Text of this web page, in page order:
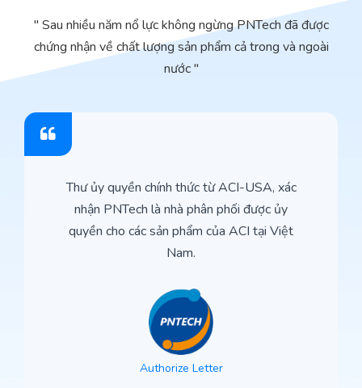
" Sau nhiều năm nổ lực không ngừng PNTech đã được
chứng nhận về chất lượng sản phẩm cả trong và ngoài
nước "
Thư ủy quyền chính thức từ ACI-USA, xác
nhận PNTech là nhà phân phối được ủy
quyền cho các sản phẩm của ACI tại Việt
Nam.
Authorize Letter